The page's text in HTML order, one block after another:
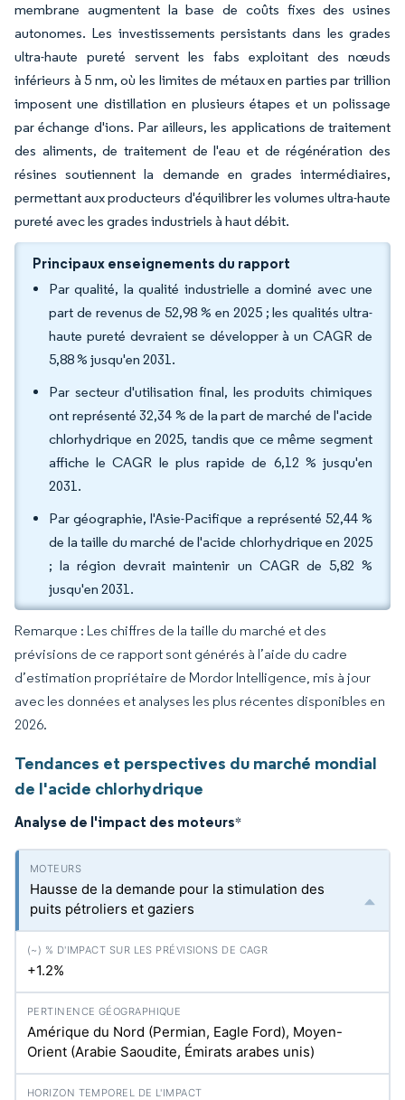
membrane augmentent la base de coûts fixes des usines
autonomes. Les investissements persistants dans les grades
ultra-haute pureté servent les fabs exploitant des nœuds
inférieurs à 5 nm, où les limites de métaux en parties par trillion
imposent une distillation en plusieurs étapes et un polissage
par échange d'ions. Par ailleurs, les applications de traitement
des aliments, de traitement de l'eau et de régénération des
résines soutiennent la demande en grades intermédiaires,
permettant aux producteurs d'équilibrer les volumes ultra-haute
pureté avec les grades industriels à haut débit.
Principaux enseignements du rapport
Par qualité, la qualité industrielle a dominé avec une
part de revenus de 52,98 % en 2025 ; les qualités ultra-
haute pureté devraient se développer à un CAGR de
5,88 % jusqu'en 2031.
Par secteur d'utilisation final, les produits chimiques
ont représenté 32,34 % de la part de marché de l'acide
chlorhydrique en 2025, tandis que ce même segment
affiche le CAGR le plus rapide de 6,12 % jusqu'en
2031.
Par géographie, l'Asie-Pacifique a représenté 52,44 %
de la taille du marché de l'acide chlorhydrique en 2025
; la région devrait maintenir un CAGR de 5,82 %
jusqu'en 2031.
Remarque : Les chiffres de la taille du marché et des
prévisions de ce rapport sont générés à l’aide du cadre
d’estimation propriétaire de Mordor Intelligence, mis à jour
avec les données et analyses les plus récentes disponibles en
2026.
Tendances et perspectives du marché mondial
de l'acide chlorhydrique
Analyse de l'impact des moteurs*
Hausse de la demande pour la stimulation des
puits pétroliers et gaziers
+1.2%
Amérique du Nord (Permian, Eagle Ford), Moyen-
Orient (Arabie Saoudite, Émirats arabes unis)